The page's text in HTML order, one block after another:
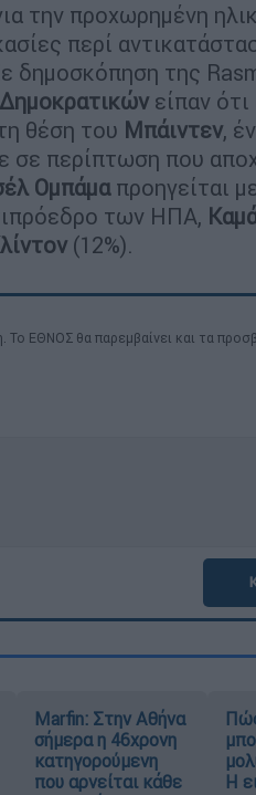
την προχωρημένη
περί
δημοσκόπηση της
Δημοκρατικών είπαν
θέση του Μπάιντεν,
σε περίπτωση που
Ομπάμαπροηγείται
των ΗΠΑ,
(12%).
ΕΘΝΟΣ θα παρεμβαίνει και τα
Marfin: Στην Αθήνα
σήμερα η 46χρονη
κατηγορούμενη
που αρνείται κάθε
Η